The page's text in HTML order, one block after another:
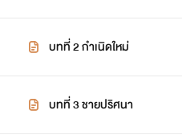
บทที่ 2 กำเนิดใหม่
บทที่ 3 ชายปริศนา